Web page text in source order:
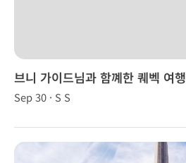
브니 가이드님과 함꼐한 퀘벡 여행
Sep 30 · S S